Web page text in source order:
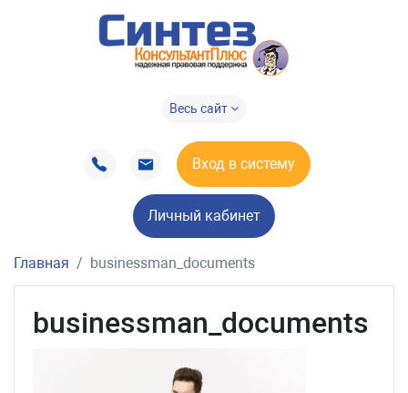
Весь сайт
Вход в систему
Личный кабинет
Главная businessman_documents
businessman_documents